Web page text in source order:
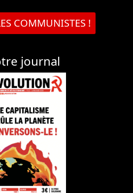
COMMUNISTES !
journal